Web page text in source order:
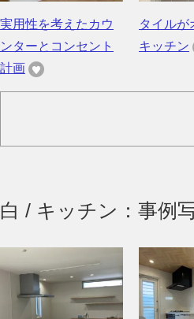
実用性を考えたカウ
ンターとコンセント
計画
タイルが
キッチン
白 / キッチン：事例